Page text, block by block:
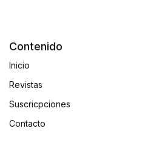
Contenido
Inicio
Revistas
Suscricpciones
Contacto